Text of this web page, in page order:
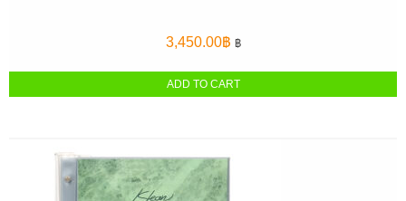
3,450.00฿ ฿
ADD TO CART